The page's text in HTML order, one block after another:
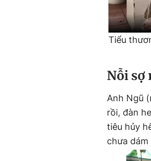
Tiểu
Nỗi sợ
Anh Ngũ
rồi, đàn
tiêu hủy
chưa